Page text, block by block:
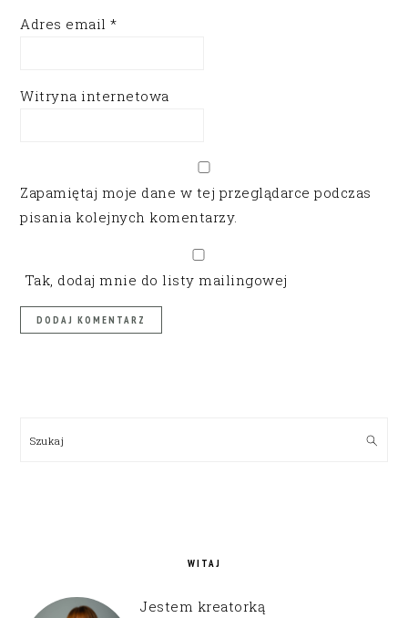
Adres email*
Witryna internetowa
Zapamiętaj moje dane w tej przeglądarce podczas
pisania kolejnych komentarzy.
Tak, dodaj mnie do listy mailingowej
Szukaj
WITAJ
Jestem kreatorką